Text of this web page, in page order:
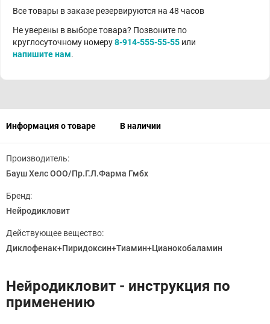
Все товары в заказе резервируются на 48 часов
Не уверены в выборе товара? Позвоните по
круглосуточному номеру8-914-555-55-55 или
напишите нам.
Информация о товаре В наличии
Производитель:
Бауш Хелс ООО/Пр.Г.Л.Фарма Гмбх
Бренд:
Нейродикловит
Действующее вещество:
Диклофенак+Пиридоксин+Тиамин+Цианокобаламин
Нейродикловит - инструкция по
применению